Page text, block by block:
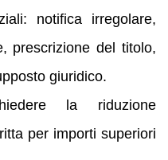
notifica irregolare,
prescrizione del titolo,
giuridico.
la riduzione
per importi superiori